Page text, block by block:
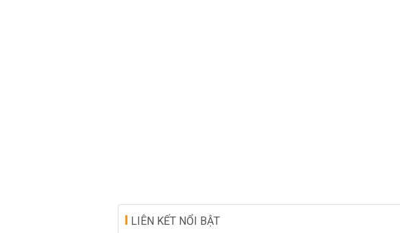
LIÊN KẾT NỔI BẬT